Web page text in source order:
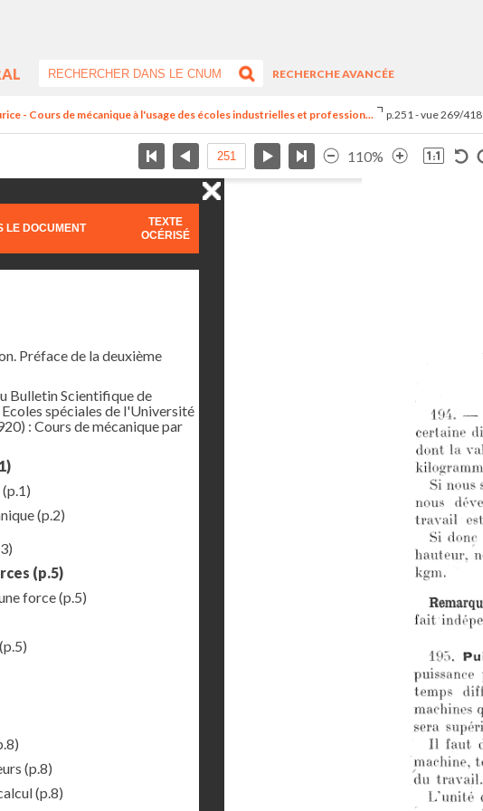
RECHERCHE AVANCÉE
- Cours de mécanique à l'usage des écoles industrielles et profession... p.251 - vue 269/418
110%
LE DOCUMENT
TEXTE
OCÉRISÉ
Préface de la deuxième
Bulletin Scientifique de
spéciales de l'Université
: Cours de mécanique par
(p.1)
(p.2)
(p.5)
force(p.5)
(p.5)
(p.8)
(p.8)